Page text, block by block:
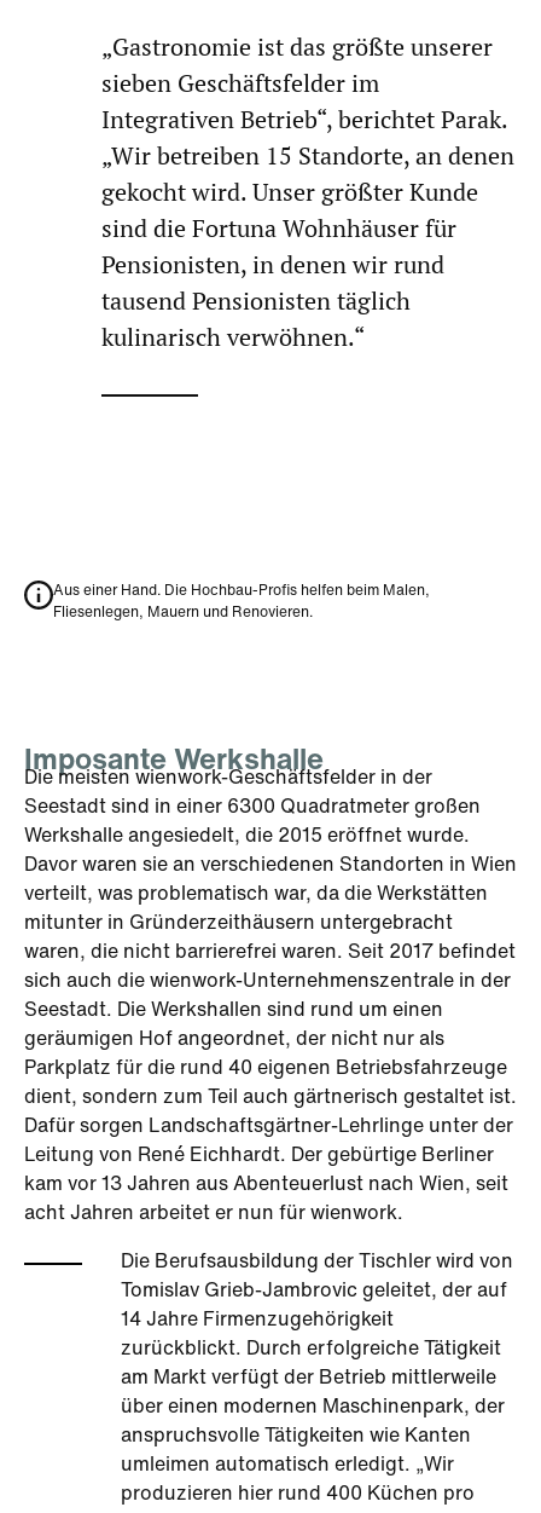
„Gastronomie ist das größte unserer
sieben Geschäftsfelder im
Integrativen Betrieb“, berichtet Parak.
„Wir betreiben 15 Standorte, an denen
gekocht wird. Unser größter Kunde
sind die Fortuna Wohnhäuser für
Pensionisten, in denen wir rund
tausend Pensionisten täglich
kulinarisch verwöhnen.“
Aus einer Hand. Die Hochbau-Profis helfen beim Malen,
Fliesenlegen, Mauern und Renovieren.
Imposante Werkshalle
Die meisten wienwork-Geschäftsfelder in der
Seestadt sind in einer 6300 Quadratmeter großen
Werkshalle angesiedelt, die 2015 eröffnet wurde.
Davor waren sie an verschiedenen Standorten in Wien
verteilt, was problematisch war, da die Werkstätten
mitunter in Gründerzeithäusern untergebracht
waren, die nicht barrierefrei waren. Seit 2017 befindet
sich auch die wienwork-Unternehmenszentrale in der
Seestadt. Die Werkshallen sind rund um einen
geräumigen Hof angeordnet, der nicht nur als
Parkplatz für die rund 40 eigenen Betriebsfahrzeuge
dient, sondern zum Teil auch gärtnerisch gestaltet ist.
Dafür sorgen Landschaftsgärtner-Lehrlinge unter der
Leitung von René Eichhardt. Der gebürtige Berliner
kam vor 13 Jahren aus Abenteuerlust nach Wien, seit
acht Jahren arbeitet er nun für wienwork.
Die Berufsausbildung der Tischler wird von
Tomislav Grieb-Jambrovic geleitet, der auf
14 Jahre Firmenzugehörigkeit
zurückblickt. Durch erfolgreiche Tätigkeit
am Markt verfügt der Betrieb mittlerweile
über einen modernen Maschinenpark, der
anspruchsvolle Tätigkeiten wie Kanten
umleimen automatisch erledigt. „Wir
produzieren hier rund 400 Küchen pro